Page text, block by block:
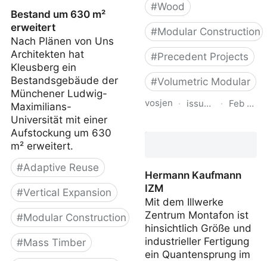
Bestand um 630 m²
erweitert
Nach Plänen von Uns
Architekten hat
Kleusberg ein
Bestandsgebäude der
Münchener Ludwig-
Maximilians-
Universität mit einer
Aufstockung um 630
m² erweitert.
#Adaptive Reuse
#Vertical Expansion
#Modular Construction
#Mass Timber
#Wood
#Modular Construction
#Precedent Projects
#Volumetric Modular
vosjen · issuu.com
· Feb 19,
Hermann Kaufmann
IZM
Mit dem Illwerke
Zentrum Montafon ist
hinsichtlich Größe und
industrieller Fertigung
ein Quantensprung im